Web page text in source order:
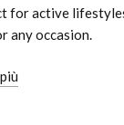
for active
any occasion.